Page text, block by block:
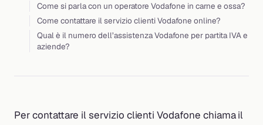
Come si parla con un operatore Vodafone in carne e ossa?
Come contattare il servizio clienti Vodafone online?
Qual è il numero dell’assistenza Vodafone per partita IVA e
aziende?
Per contattare il servizio clienti Vodafone chiama il